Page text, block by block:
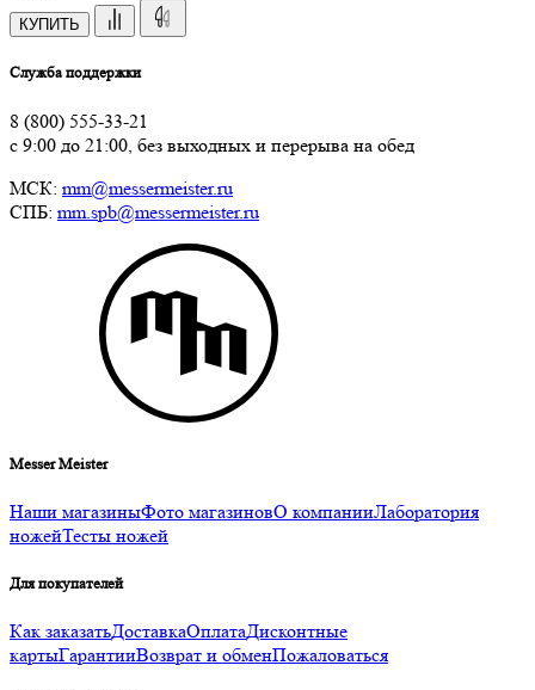
КУПИТЬ
Служба поддержки
8 (800) 555-33-21
с 9:00 до 21:00, без выходных и перерыва на обед
МСК: mm@messermeister.ru
СПБ: mm.spb@messermeister.ru
Messer Meister
Наши магазиныФото магазиновО компанииЛаборатория
ножейТесты ножей
Для покупателей
Как заказатьДоставкаОплатаДисконтные
картыГарантииВозврат и обменПожаловаться